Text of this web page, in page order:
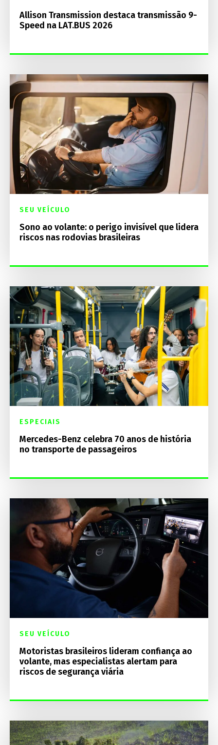
Allison Transmission destaca transmissão 9-
Speed na LAT.BUS 2026
SEU VEÍCULO
Sono ao volante: o perigo invisível que lidera
riscos nas rodovias brasileiras
ESPECIAIS
Mercedes-Benz celebra 70 anos de história
no transporte de passageiros
SEU VEÍCULO
Motoristas brasileiros lideram confiança ao
volante, mas especialistas alertam para
riscos de segurança viária